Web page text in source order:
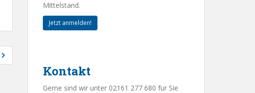
Mittelstand.
Jetzt anmelden!
Kontakt
Gerne sind wir unter 02161 277 680 für Sie